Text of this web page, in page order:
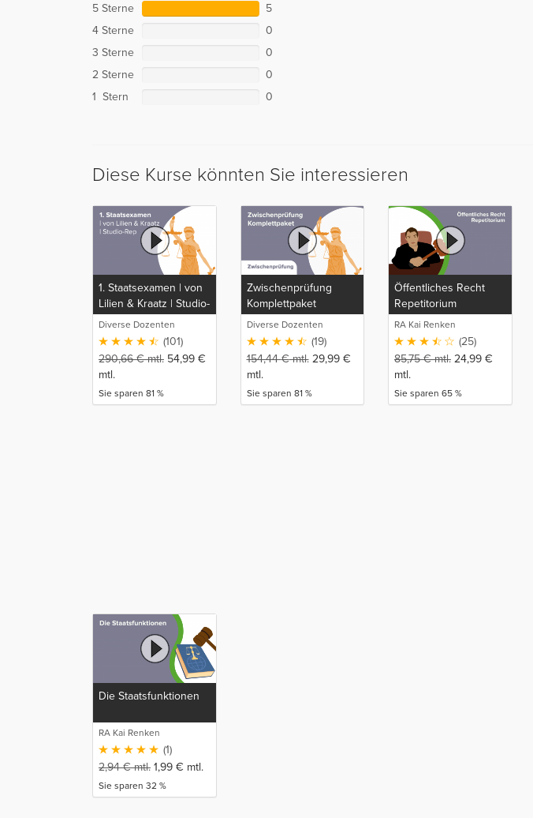
5 Sterne
5
4 Sterne
0
3 Sterne
0
2 Sterne
0
1 Stern
0
Diese Kurse könnten Sie interessieren
1. Staatsexamen | von
Lilien & Kraatz | Studio-
Rep
Diverse Dozenten
(101)
290,66€mtl. 54,99 €
mtl.
Sie sparen 81 %
Zwischenprüfung
Komplettpaket
Diverse Dozenten
(19)
154,44€mtl. 29,99 €
mtl.
Sie sparen 81 %
Öffentliches Recht
Repetitorium
RA Kai Renken
(25)
85,75€mtl. 24,99 €
mtl.
Sie sparen 65 %
Die Staatsfunktionen
RA Kai Renken
(1)
2,94€mtl. 1,99 € mtl.
Sie sparen 32 %